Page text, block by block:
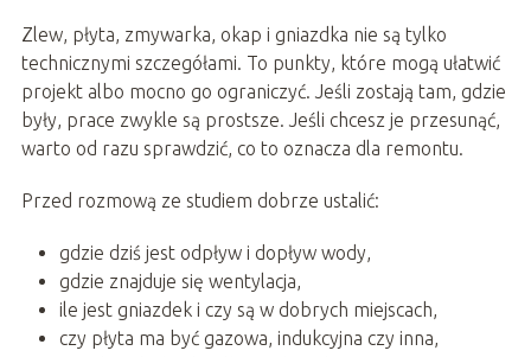
Zlew, płyta, zmywarka, okap i gniazdka nie są tylko
technicznymi szczegółami. To punkty, które mogą ułatwić
projekt albo mocno go ograniczyć. Jeśli zostają tam, gdzie
były, prace zwykle są prostsze. Jeśli chcesz je przesunąć,
warto od razu sprawdzić, co to oznacza dla remontu.
Przed rozmową ze studiem dobrze ustalić:
gdzie dziś jest odpływ i dopływ wody,
gdzie znajduje się wentylacja,
ile jest gniazdek i czy są w dobrych miejscach,
czy płyta ma być gazowa, indukcyjna czy inna,